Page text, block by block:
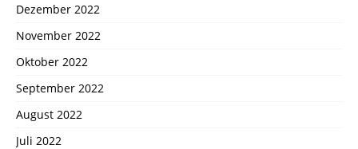
Dezember 2022
November 2022
Oktober 2022
September 2022
August 2022
Juli 2022